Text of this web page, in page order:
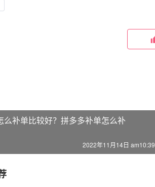
么补单比较好？拼多多补单怎么补
2022年11月14日 am10:39